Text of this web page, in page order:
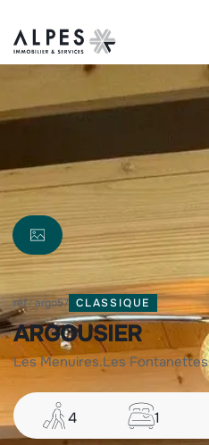
réf : argo57 CLASSIQUE
ARGOUSIER
les menuires les fontanettes
4 1